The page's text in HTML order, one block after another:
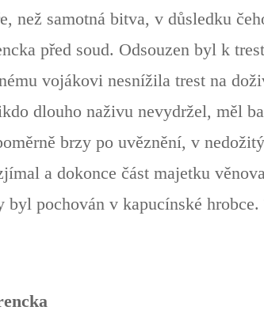
než samotná bitva, v důsledku
před soud. Odsouzen byl k
vojákovi nesnížila trest na
dlouho naživu nevydržel, měl
brzy po uvěznění, v
a dokonce část majetku
byl pochován v kapucínské